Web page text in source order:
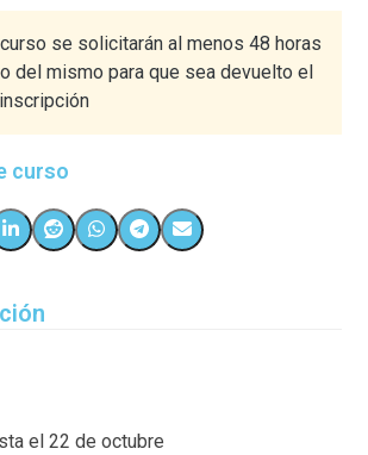
se solicitarán al menos 48 horas
del mismo para que sea devuelto el
curso
el 22 de octubre